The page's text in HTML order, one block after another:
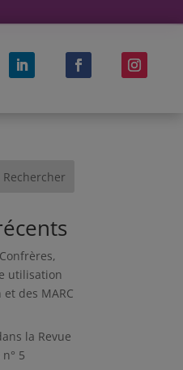
Rechercher
utilisation
des MARC
la Revue
5